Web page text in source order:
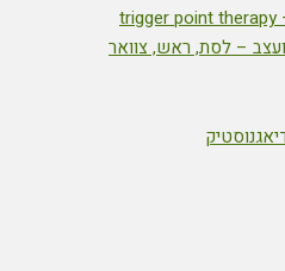
– לסת, ראש, צוואר